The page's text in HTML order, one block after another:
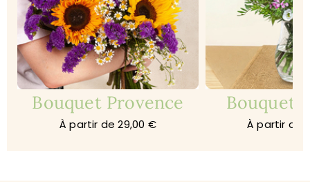
Bouquet Provence
À partir de 29,00 €
Bouquet
À partir de